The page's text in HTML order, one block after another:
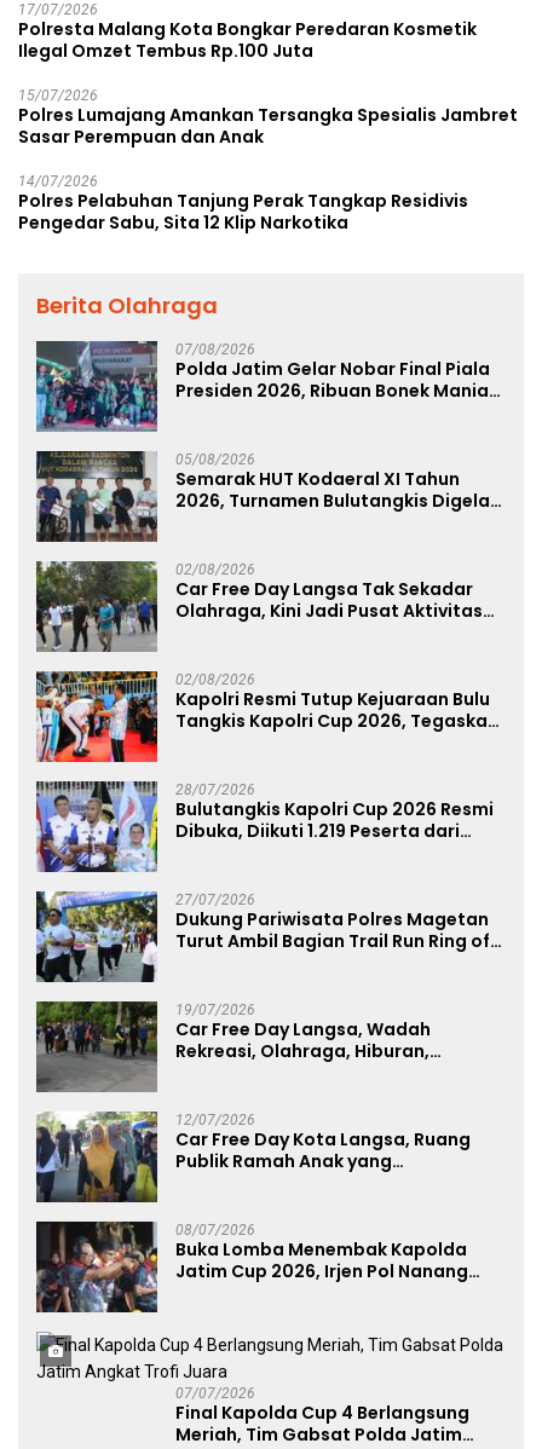
17/07/2026
Polresta Malang Kota Bongkar Peredaran Kosmetik
Ilegal Omzet Tembus Rp.100 Juta
15/07/2026
Polres Lumajang Amankan Tersangka Spesialis Jambret
Sasar Perempuan dan Anak
14/07/2026
Polres Pelabuhan Tanjung Perak Tangkap Residivis
Pengedar Sabu, Sita 12 Klip Narkotika
Berita Olahraga
07/08/2026
Polda Jatim Gelar Nobar Final Piala
Presiden 2026, Ribuan Bonek Mania
05/08/2026
Semarak HUT Kodaeral XI Tahun
2026, Turnamen Bulutangkis Digelar
02/08/2026
Car Free Day Langsa Tak Sekadar
Olahraga, Kini Jadi Pusat Aktivitas
02/08/2026
Kapolri Resmi Tutup Kejuaraan Bulu
Tangkis Kapolri Cup 2026, Tegaskan
28/07/2026
Bulutangkis Kapolri Cup 2026 Resmi
Dibuka, Diikuti 1.219 Peserta dari
27/07/2026
Dukung Pariwisata Polres Magetan
Turut Ambil Bagian Trail Run Ring of
19/07/2026
Car Free Day Langsa, Wadah
Rekreasi, Olahraga, Hiburan,
12/07/2026
Car Free Day Kota Langsa, Ruang
Publik Ramah Anak yang
08/07/2026
Buka Lomba Menembak Kapolda
Jatim Cup 2026, Irjen Pol Nanang
07/07/2026
Final Kapolda Cup 4 Berlangsung
Meriah, Tim Gabsat Polda Jatim